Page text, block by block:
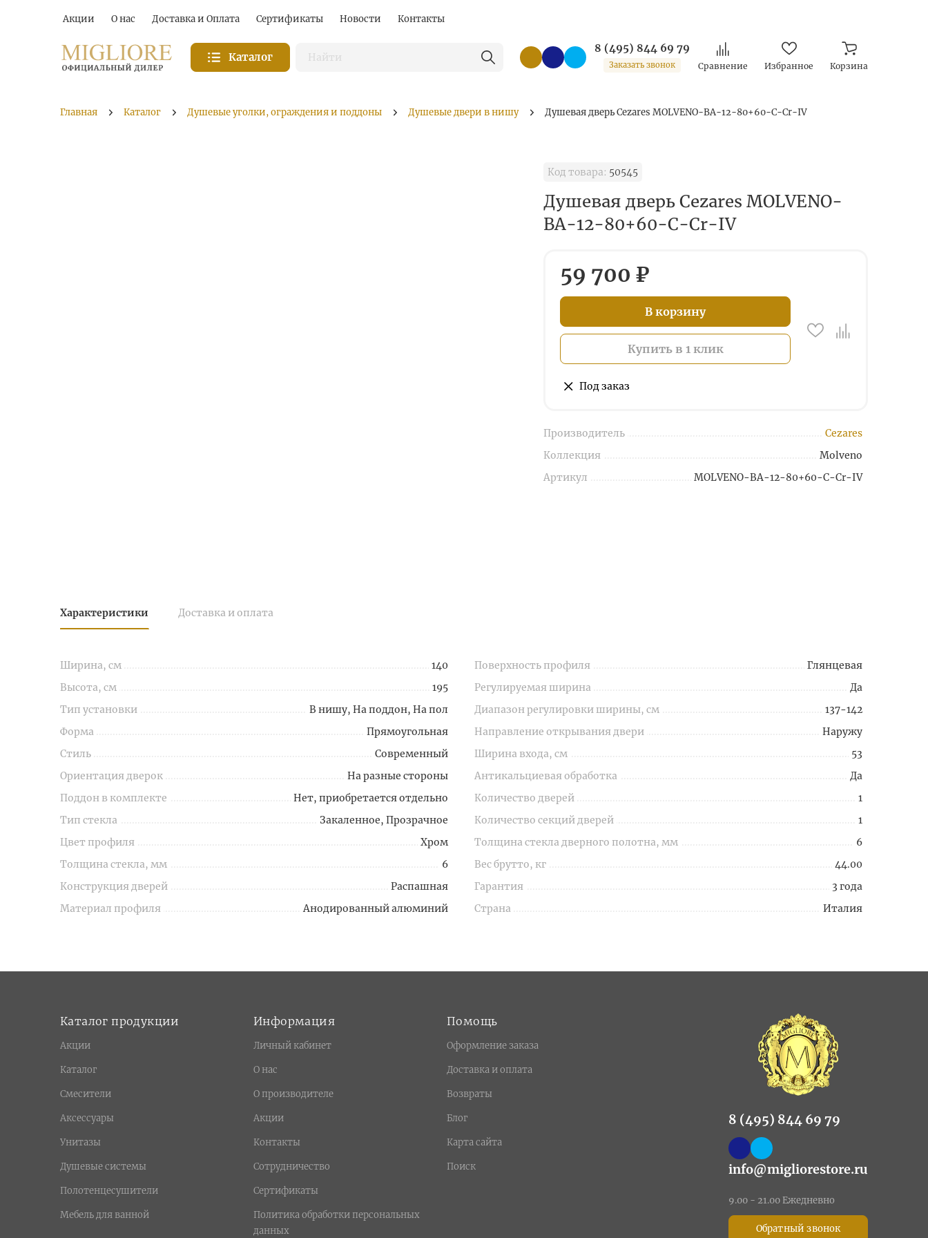
Акции О нас Доставка и Оплата Сертификаты Новости Контакты
Каталог
8 (495) 844 69 79
Заказать звонок Сравнение Избранное Корзина
Главная Каталог Душевые уголки, ограждения и поддоны Душевые двери в нишу Душевая дверь Cezares MOLVENO-BA-12-80+60-C-Cr-IV
Код товара: 50545
Душевая дверь Cezares MOLVENO-
BA-12-80+60-C-Cr-IV
59 700 ₽
В корзину
Купить в 1 клик
Под заказ
Производитель
Cezares
Коллекция
Molveno
Артикул
MOLVENO-BA-12-80+60-C-Cr-IV
Характеристики Доставка и оплата
Ширина, см
140
Высота, см
195
Тип установки
В нишу, На поддон, На пол
Форма
Прямоугольная
Стиль
Современный
Ориентация дверок
На разные стороны
Поддон в комплекте
Нет, приобретается отдельно
Тип стекла
Закаленное, Прозрачное
Цвет профиля
Хром
Толщина стекла, мм
6
Конструкция дверей
Распашная
Материал профиля
Анодированный алюминий
Поверхность профиля
Глянцевая
Регулируемая ширина
Да
Диапазон регулировки ширины, см
137-142
Направление открывания двери
Наружу
Ширина входа, см
53
Антикальциевая обработка
Да
Количество дверей
1
Количество секций дверей
1
Толщина стекла дверного полотна, мм
6
Вес брутто, кг
44.00
Гарантия
3 года
Страна
Италия
Каталог продукции
Акции
Каталог
Смесители
Аксессуары
Унитазы
Душевые системы
Полотенцесушители
Мебель для ванной
Информация
Личный кабинет
О нас
О производителе
Акции
Контакты
Сотрудничество
Сертификаты
Политика обработки персональных
данных
Помощь
Оформление заказа
Доставка и оплата
Возвраты
Блог
Карта сайта
Поиск
8 (495) 844 69 79
info@migliorestore.ru
9.00 - 21.00 Ежедневно
Обратный звонок